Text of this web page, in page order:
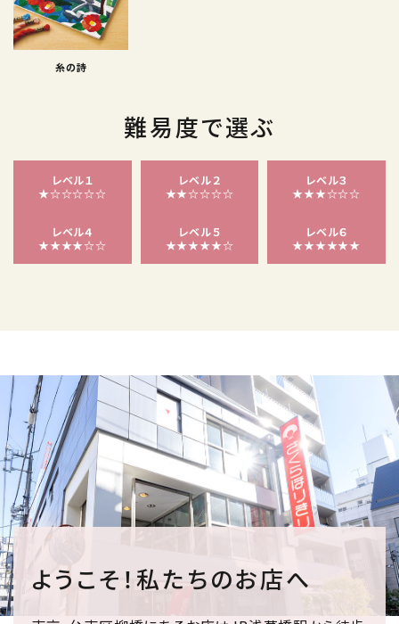
糸の詩
難易度で選ぶ
レベル１
★☆☆☆☆☆
レベル２
★★☆☆☆☆
レベル３
★★★☆☆☆
レベル４
★★★★☆☆
レベル５
★★★★★☆
レベル６
★★★★★★
ようこそ！私たちのお店へ